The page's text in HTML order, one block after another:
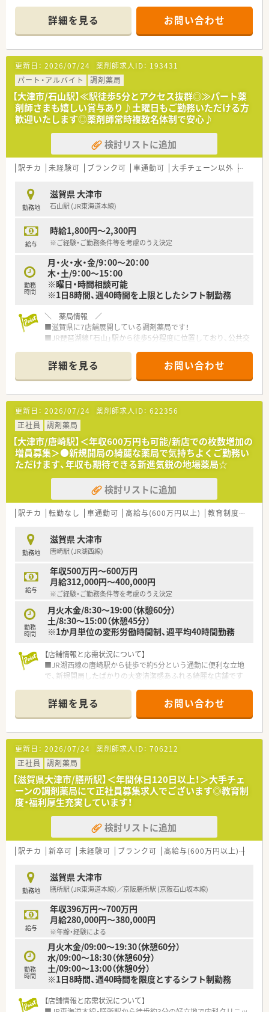
しており、じっくりと向き合えます
■1日の処方箋枚数は平均35枚で、薬剤師2名体制のため、ゆとり
を持って業務に取り組めます
【募集背景と求める人物像について】
■今回は、体制強化を目的とした欠員補充のための募集で、即戦
力としてご活躍頂ける方を求めています
■お一人で一通りの薬剤師業務を完結できるスキルをお持ちで、
主体的に行動できる方を歓迎いたします
■近隣店舗への応援勤務など、状況に応じて柔軟な働き方ができ
る方は特に優遇させていただきます
【法人特徴について】
■全国に280店舗以上の調剤薬局を展開し、創業以来無借金経営
を続ける安定した経営基盤が自慢です
患者様と深い信頼関係を築いています
■社員のアイデアを尊重する自由度の高い社風で、新規出店の際
に店舗デザインに関われることもあります
【やりがい/おすすめポイント】
■ご自身の頑張りや会社への貢献度が、年収という形で正当に評
■地域に密着したかかりつけ薬局として、患者様の健康を支え、
深い信頼関係を築ける点がやりがいです
■会社都合による転居を伴う異動が可能な方には、月額5万円の
借り上げ社宅制度が適用されます
詳細を見る お問い合わせ
更新日： 2026/07/24 薬剤師求人ID： 193431
パート・アルバイト
調剤薬局
【大津市/石山駅】≪駅徒歩5分とアクセス抜群◎≫パート薬
剤師さまも嬉しい賞与あり♪土曜日もご勤務いただける方
歓迎いたします◎薬剤師常時複数名体制で安心♪
検討リストに追加
駅チカ 未経験可 ブランク可 車通勤可 大手チェーン以外 夜間の
勤務地
滋賀県 大津市
石山駅 (JR東海道本線)
給与
時給1,800円～2,300円
※ご経験・ご勤務条件等を考慮のうえ決定
勤務
時間
月・火・水・金/9：00～20：00
木・土/9：00～15：00
※曜日・時間相談可能
※1日8時間、週40時間を上限としたシフト制勤務
＼ 薬局情報 ／
■滋賀県に7店舗展開している調剤薬局です！
■JR琵琶湖線「石山」駅から徒歩5分程度に位置しており、公共交
■内科の処方箋をメインに応需しています！
■枚数は1日約80枚程度で、薬剤師は常時複数名体制です♪安心
してご勤務いただけます！
＼ オススメポイント ／
■パート様では珍しく、賞与が出る薬局です♪頑張りを評価して
いただきやすい環境です！
■勤務希望時間や曜日も一度ご相談ください！
詳細を見る お問い合わせ
更新日： 2026/07/24 薬剤師求人ID： 622356
正社員
調剤薬局
【大津市/唐崎駅】＜年収600万円も可能/新店での枚数増加の
増員募集＞●新規開局の綺麗な薬局で気持ちよくご勤務い
ただけます、年収も期待できる新進気鋭の地場薬局☆
検討リストに追加
駅チカ 転勤なし 車通勤可 高給与(600万円以上) 教育制度あり
勤務地
滋賀県 大津市
唐崎駅 (JR湖西線)
給与
年収500万円～600万円
月給312,000円～400,000円
※ご経験・ご勤務条件等を考慮のうえ決定
勤務
時間
月火木金/8:30～19:00（休憩60分）
土/8:30～15:00（休憩45分）
※1か月単位の変形労働時間制、週平均40時間勤務
【店舗情報と応需状況について】
■JR湖西線の唐崎駅から徒歩で約5分という通勤に便利な立地
で、新規開局したばかりの大変清潔感あふれる綺麗な店舗です
り、門前のドクターとの関係性も非常に良好で働きやすい環境で
す
■常勤薬剤師1名にパート1名、事務2名の体制を整えており、一
人ひとりの患者様に対して丁寧に向き合える落ち着いた職場で
す
【想定されるキャリアイメージ】
■まずは現場での実務を通じて経験を積み、将来的には管理薬剤
師や複数店舗を統括するラウンダーなどの責任ある立場を目指
せます
■今後も店舗数の拡大を予定している法人であるため、新規店舗
の立ち上げメンバーや薬局経営に近いポジションへの挑戦も可
■等級制度に基づいた明確な評価基準があるため、自身のスキル
アップが着実にキャリア形成や給与アップに繋がる仕組みが整
【こんな方が活躍中】
■大手チェーンでの勤務に物足りなさを感じ、より裁量権を持っ
て自分の力を試したいと考えているアグレッシブな方が多く活
躍しています
■仕事に対して情熱を持ち自ら主体的に動ける方が評価されて
おり、周囲と協力しながら店舗を盛り上げようとする姿勢が重宝
されます
■若い世代が経営の舵取りをしているため、柔軟な思考を持ち変
化を楽しみながら新しいことへ挑戦し続けられる方が輝ける職
場です
【こんな方にオススメ】
詳細を見る お問い合わせ
更新日： 2026/07/24 薬剤師求人ID： 706212
正社員
調剤薬局
【滋賀県大津市/膳所駅】＜年間休日120日以上！＞大手チェ
ーンの調剤薬局にて正社員募集求人でございます◎教育制
度・福利厚生充実しています！
検討リストに追加
駅チカ 新卒可 未経験可 ブランク可 高給与(600万円以上)
勤務地
滋賀県 大津市
膳所駅 (JR東海道本線)／京阪膳所駅 (京阪石山坂本線)
給与
年収396万円～700万円
月給280,000円～380,000円
※年齢・経験による
勤務
時間
月火木金/09:00〜19:30（休憩60分）
水/09:00〜18:30（休憩60分）
土/09:00〜13:00（休憩0分）
※1日8時間、週40時間を限度とするシフト制勤務
【店舗情報と応需状況について】